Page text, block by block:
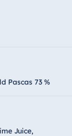
Pascas 73 %
Juice,